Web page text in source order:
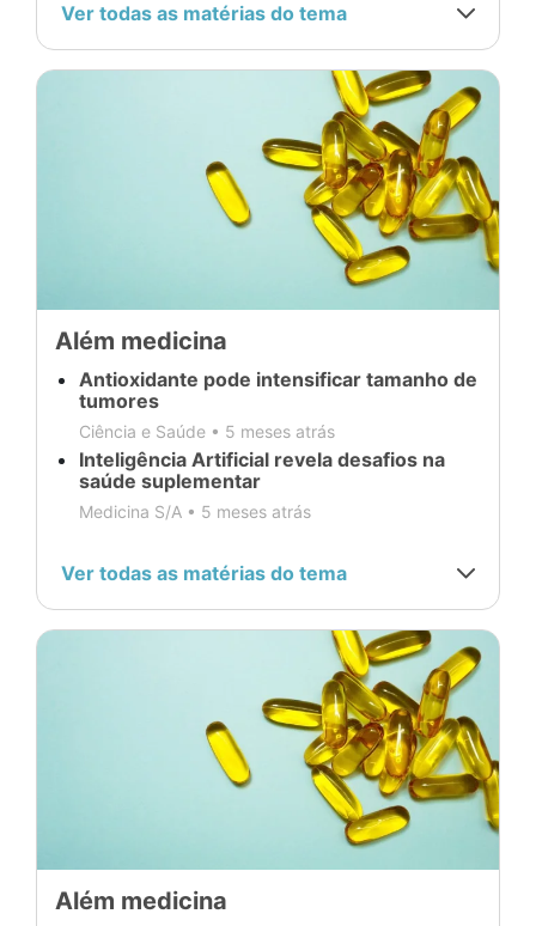
Ver todas as matérias do tema
Além medicina
Antioxidante pode intensificar tamanho de
tumores
Ciência e Saúde • 5 meses atrás
Inteligência Artificial revela desafios na
saúde suplementar
Medicina S/A • 5 meses atrás
Ver todas as matérias do tema
Além medicina